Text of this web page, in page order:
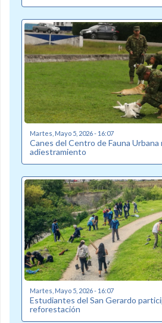
Martes, Mayo 5, 2026 - 16:07
Canes del Centro de Fauna Urbana
adiestramiento
Martes, Mayo 5, 2026 - 16:07
Estudiantes del San Gerardo
reforestación